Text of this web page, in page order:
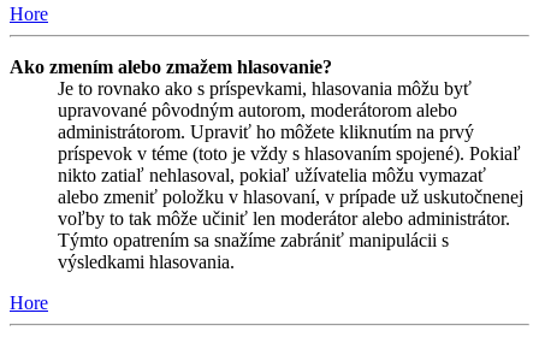
Hore
Ako zmením alebo zmažem hlasovanie?
Je to rovnako ako s príspevkami, hlasovania môžu byť
upravované pôvodným autorom, moderátorom alebo
administrátorom. Upraviť ho môžete kliknutím na prvý
príspevok v téme (toto je vždy s hlasovaním spojené). Pokiaľ
nikto zatiaľ nehlasoval, pokiaľ užívatelia môžu vymazať
alebo zmeniť položku v hlasovaní, v prípade už uskutočnenej
voľby to tak môže učiniť len moderátor alebo administrátor.
Týmto opatrením sa snažíme zabrániť manipulácii s
výsledkami hlasovania.
Hore